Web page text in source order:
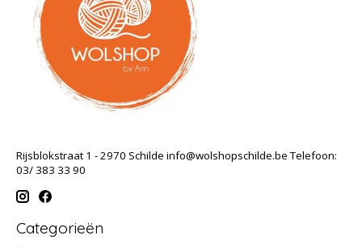
Rijsblokstraat 1 - 2970 Schilde info@wolshopschilde.beTelefoon:
03/ 383 33 90
Categorieën